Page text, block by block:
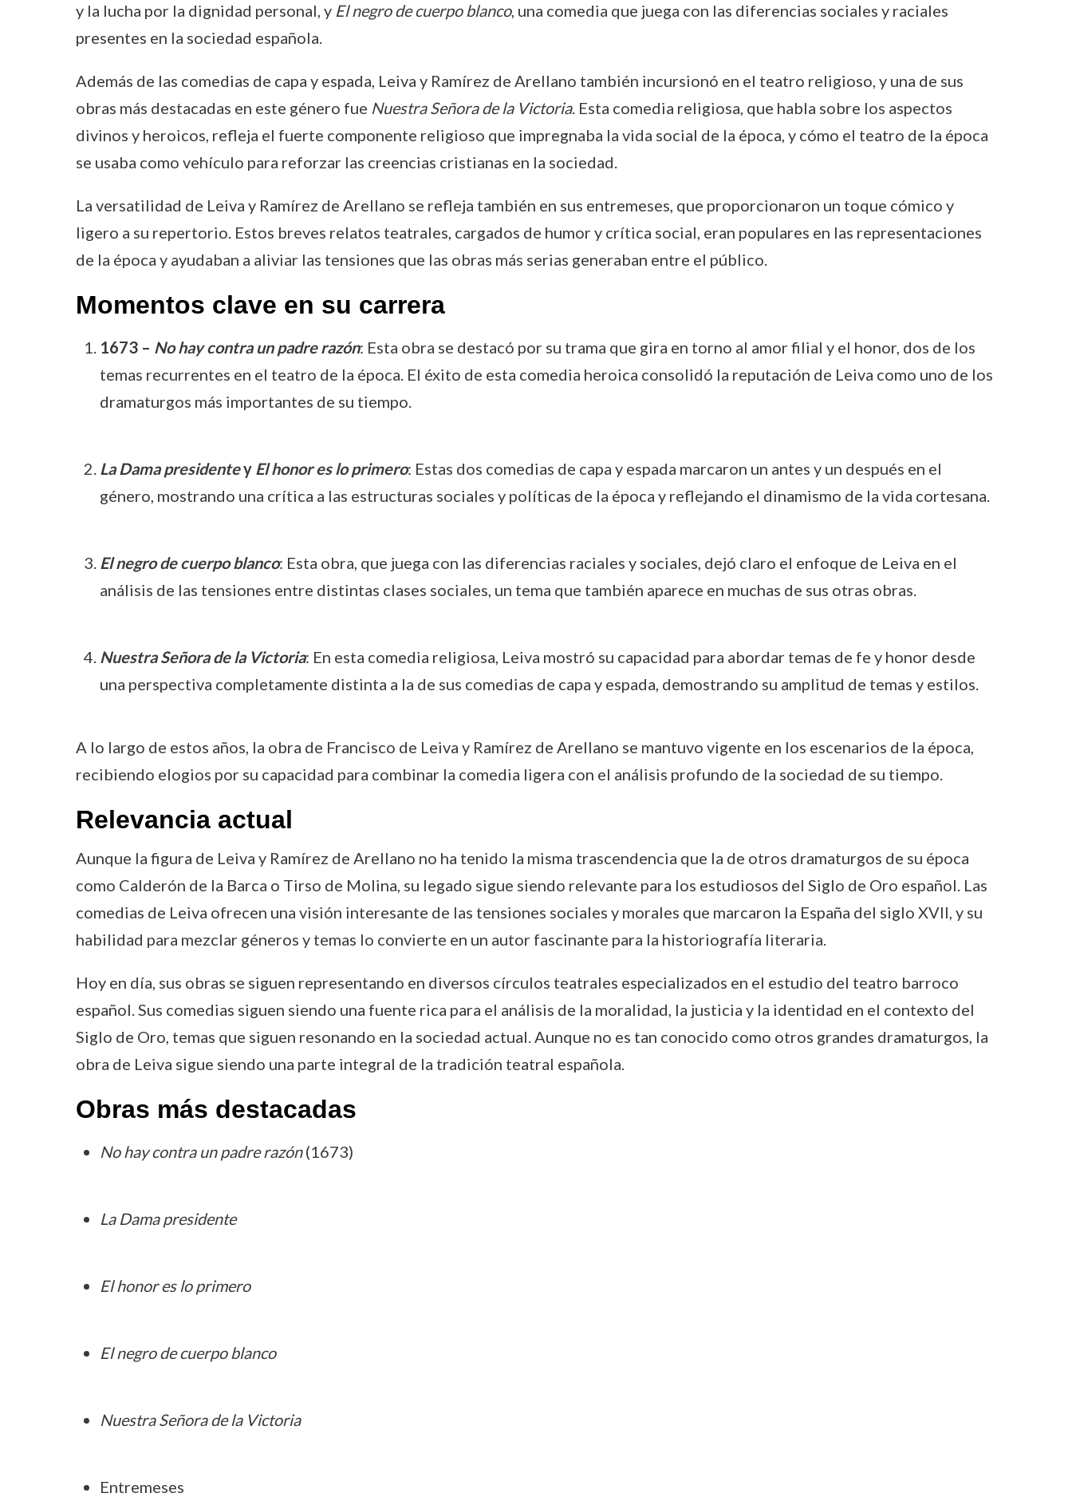
y la lucha por la dignidad personal, y El negro de cuerpo blanco, una comedia que juega con las diferencias sociales y raciales
presentes en la sociedad española.
Además de las comedias de capa y espada, Leiva y Ramírez de Arellano también incursionó en el teatro religioso, y una de sus
obras más destacadas en este género fue Nuestra Señora de la Victoria. Esta comedia religiosa, que habla sobre los aspectos
divinos y heroicos, refleja el fuerte componente religioso que impregnaba la vida social de la época, y cómo el teatro de la época
se usaba como vehículo para reforzar las creencias cristianas en la sociedad.
La versatilidad de Leiva y Ramírez de Arellano se refleja también en sus entremeses, que proporcionaron un toque cómico y
ligero a su repertorio. Estos breves relatos teatrales, cargados de humor y crítica social, eran populares en las representaciones
de la época y ayudaban a aliviar las tensiones que las obras más serias generaban entre el público.
Momentos clave en su carrera
1673 – No hay contra un padre razón: Esta obra se destacó por su trama que gira en torno al amor filial y el honor, dos de los
temas recurrentes en el teatro de la época. El éxito de esta comedia heroica consolidó la reputación de Leiva como uno de los
dramaturgos más importantes de su tiempo.
La Dama presidentey El honor es lo primero: Estas dos comedias de capa y espada marcaron un antes y un después en el
género, mostrando una crítica a las estructuras sociales y políticas de la época y reflejando el dinamismo de la vida cortesana.
El negro de cuerpo blanco: Esta obra, que juega con las diferencias raciales y sociales, dejó claro el enfoque de Leiva en el
análisis de las tensiones entre distintas clases sociales, un tema que también aparece en muchas de sus otras obras.
Nuestra Señora de la Victoria: En esta comedia religiosa, Leiva mostró su capacidad para abordar temas de fe y honor desde
una perspectiva completamente distinta a la de sus comedias de capa y espada, demostrando su amplitud de temas y estilos.
A lo largo de estos años, la obra de Francisco de Leiva y Ramírez de Arellano se mantuvo vigente en los escenarios de la época,
recibiendo elogios por su capacidad para combinar la comedia ligera con el análisis profundo de la sociedad de su tiempo.
Relevancia actual
Aunque la figura de Leiva y Ramírez de Arellano no ha tenido la misma trascendencia que la de otros dramaturgos de su época
como Calderón de la Barca o Tirso de Molina, su legado sigue siendo relevante para los estudiosos del Siglo de Oro español. Las
comedias de Leiva ofrecen una visión interesante de las tensiones sociales y morales que marcaron la España del siglo XVII, y su
habilidad para mezclar géneros y temas lo convierte en un autor fascinante para la historiografía literaria.
Hoy en día, sus obras se siguen representando en diversos círculos teatrales especializados en el estudio del teatro barroco
español. Sus comedias siguen siendo una fuente rica para el análisis de la moralidad, la justicia y la identidad en el contexto del
Siglo de Oro, temas que siguen resonando en la sociedad actual. Aunque no es tan conocido como otros grandes dramaturgos, la
obra de Leiva sigue siendo una parte integral de la tradición teatral española.
Obras más destacadas
No hay contra un padre razón(1673)
La Dama presidente
El honor es lo primero
El negro de cuerpo blanco
Nuestra Señora de la Victoria
Entremeses